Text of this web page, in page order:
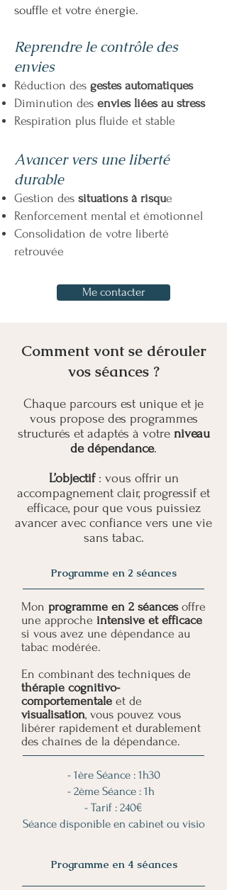
souffle et votre énergie.
Reprendre le contrôle des
envies
Réduction des gestes automatiques
Diminution des envies liées au stress
Respiration plus fluide et stable
Avancer vers une liberté
durable
Gestion des situations à risque
Renforcement mental et émotionnel
Consolidation de votre liberté
retrouvée
Me contacter
Comment vont se dérouler
vos séances ?
Chaque parcours est unique et je
vous propose des programmes
structurés et adaptés à votre niveau
de dépendance.
L’objectif : vous offrir un
accompagnement clair, progressif et
efficace, pour que vous puissiez
avancer avec confiance vers une vie
sans tabac.
Programme en 2 séances
Mon programme en 2 séancesoffre
une approche intensive et efficace
si vous avez une dépendance au
tabac modérée.
En combinant des techniques de
thérapie cognitivo-
comportementale et de
visualisation, vous pouvez vous
libérer rapidement et durablement
des chaînes de la dépendance.
- 1ère Séance : 1h30
- 2ème Séance : 1h
- Tarif : 240€
Séance disponible en cabinet ou visio
Programme en 4 séances